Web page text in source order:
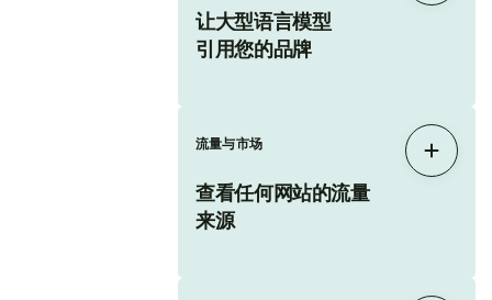
让大型语言模型
引用您的品牌
流量与市场
查看任何网站的流量
来源
展开